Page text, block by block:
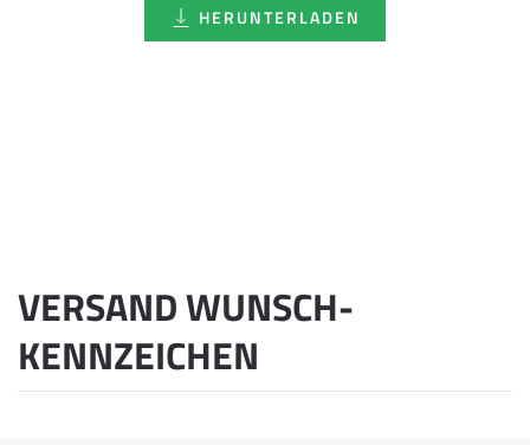
HERUNTERLADEN
VERSAND WUNSCH­
KENNZEICHEN